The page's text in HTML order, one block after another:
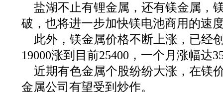
盐湖不止有锂金属，还有镁金属，
破，也将进一步加快镁电池商用的速
此外，镁金属价格不断上涨，已经
19000涨到目前25400，一个月涨幅达
近期有色金属个股纷纷大涨，在镁
金属公司有望受到炒作。